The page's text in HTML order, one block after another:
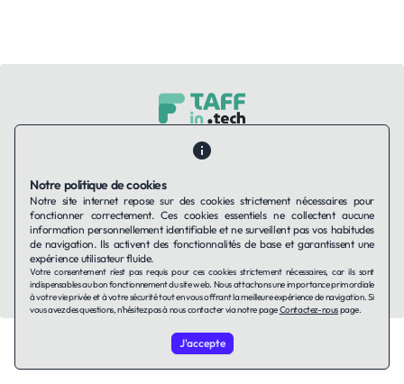
Qui sommes-nous ?
Politique de cookies
LinkedIn
© 2026 TAFFin.Tech. Tous droits réservés.
Notre politique de cookies
Notre site internet repose sur des cookies strictement nécessaires pour
fonctionner correctement. Ces cookies essentiels ne collectent aucune
information personnellement identifiable et ne surveillent pas vos habitudes
de navigation. Ils activent des fonctionnalités de base et garantissent une
expérience utilisateur fluide.
Votre consentement n'est pas requis pour ces cookies strictement nécessaires, car ils sont
indispensables au bon fonctionnement du site web. Nous attachons une importance primordiale
à votre vie privée et à votre sécurité tout en vous offrant la meilleure expérience de navigation. Si
vous avez des questions, n'hésitez pas à nous contacter via notre pageContactez-nouspage.
J'accepte